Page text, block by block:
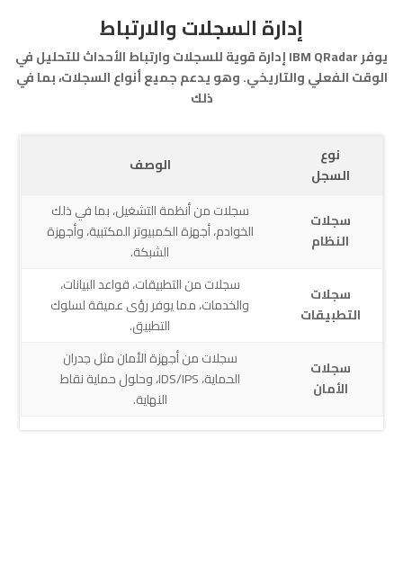
إدارة السجلات والارتباط
يوفر IBM QRadar إدارة قوية للسجلات وارتباط الأحداث للتحليل في
الوقت الفعلي والتاريخي. وهو يدعم جميع أنواع السجلات، بما في
ذلك
نوع
السجل
الوصف
سجلات
النظام
سجلات من أنظمة التشغيل، بما في ذلك
الخوادم، أجهزة الكمبيوتر المكتبية، وأجهزة
الشبكة.
سجلات
التطبيقات
سجلات من التطبيقات، قواعد البيانات،
والخدمات، مما يوفر رؤى عميقة لسلوك
التطبيق.
سجلات
الأمان
سجلات من أجهزة الأمان مثل جدران
الحماية، IDS/IPS، وحلول حماية نقاط
النهاية.